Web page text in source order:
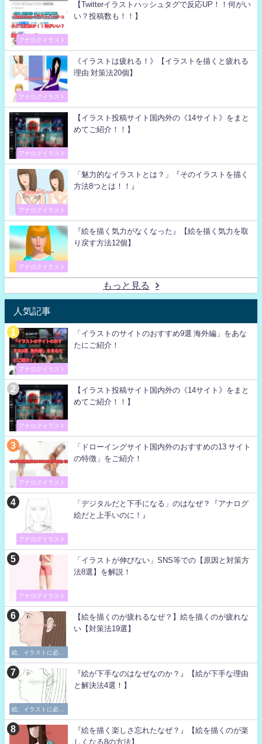
アナログイラスト
【Twitterイラストハッシュタグで反応UP！！何がい
い？投稿数も！！】
アナログイラスト
《イラストは疲れる！》【イラストを描くと疲れる
理由 対策法20個】
アナログイラスト
【イラスト投稿サイト国内外の《14サイト》をまと
めてご紹介！！】
アナログイラスト
「魅力的なイラストとは？」『そのイラストを描く
方法8つとは！！』
アナログイラスト
『絵を描く気力がなくなった』【絵を描く気力を取
り戻す方法12個】
もっと見る
人気記事
アナログイラスト
「イラストのサイトのおすすめ9選 海外編」をあな
たにご紹介！
アナログイラスト
【イラスト投稿サイト国内外の《14サイト》をまと
めてご紹介！！】
アナログイラスト
「ドローイングサイト国内外のおすすめの13 サイト
の特徴」をご紹介！
アナログイラスト
「デジタルだと下手になる」のはなぜ？『アナログ
絵だと上手いのに！』
アナログイラスト
「イラストが伸びない」SNS等での【原因と対策方
法8選】を解説！
絵、イラストに必要
な考え方
【絵を描くのが疲れるなぜ？】絵を描くのが疲れな
い【対策法19選】
絵、イラストに必要
な考え方
『絵が下手なのはなぜなのか？』【絵が下手な理由
と解決法4選！】
『絵を描く楽しさ忘れたなぜ？』【絵を描くのが楽
しくなる8の方法】